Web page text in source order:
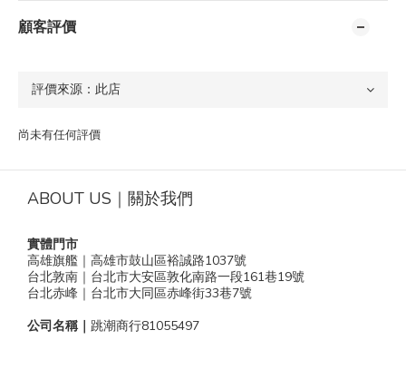
顧客評價
尚未有任何評價
ABOUT US｜關於我們
實體門市
高雄旗艦｜高雄市鼓山區裕誠路1037號
台北敦南｜台北市大安區敦化南路一段161巷19號
台北赤峰｜台北市大同區赤峰街33巷7號
公司名稱｜ 跳潮商行81055497